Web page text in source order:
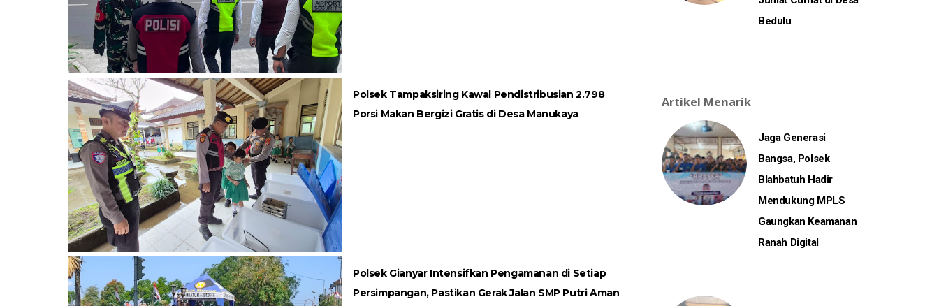
Polsek Tampaksiring Kawal Pendistribusian 2.798
Porsi Makan Bergizi Gratis di Desa Manukaya
Polsek Gianyar Intensifkan Pengamanan di Setiap
Persimpangan, Pastikan Gerak Jalan SMP Putri Aman
Bedulu
Artikel Menarik
Jaga Generasi
Bangsa, Polsek
Blahbatuh Hadir
Mendukung MPLS
Gaungkan Keamanan
Ranah Digital